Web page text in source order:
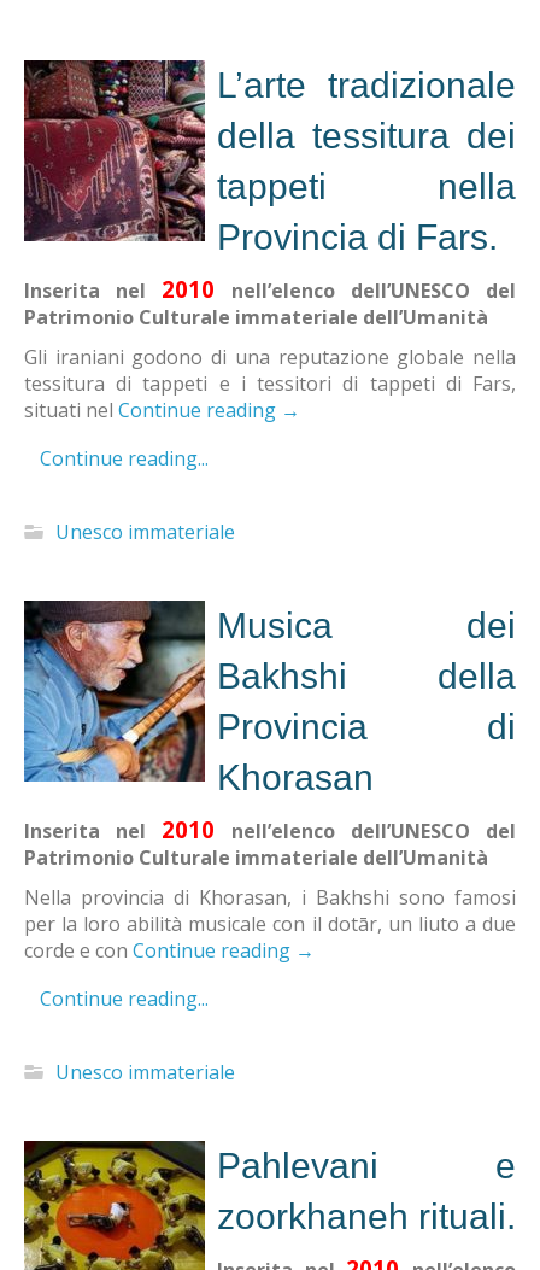
L’arte tradizionale
della tessitura dei
tappeti nella
Provincia di Fars.
Inserita nel 2010
nell’elenco dell’UNESCO del
Patrimonio Culturale immateriale dell’Umanità
Gli iraniani godono di una reputazione globale nella
tessitura di tappeti e i tessitori di tappeti di Fars,
situati nel Continue reading →
Continue reading...
Unesco immateriale
Musica dei
Bakhshi della
Provincia di
Khorasan
Inserita nel 2010 nell’elenco dell’UNESCO del
Patrimonio Culturale immateriale dell’Umanità
Nella provincia di Khorasan, i Bakhshi sono famosi
per la loro abilità musicale con il dotār, un liuto a due
corde e con Continue reading →
Continue reading...
Unesco immateriale
Pahlevani e
zoorkhaneh rituali.